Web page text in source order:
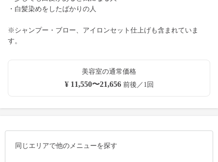
・白髪染めをしたばかりの人
※シャンプー・ブロー、アイロンセット仕上げも含まれていま
す。
美容室の通常価格
¥ 11,550〜21,656前後／1回
同じエリアで他のメニューを探す